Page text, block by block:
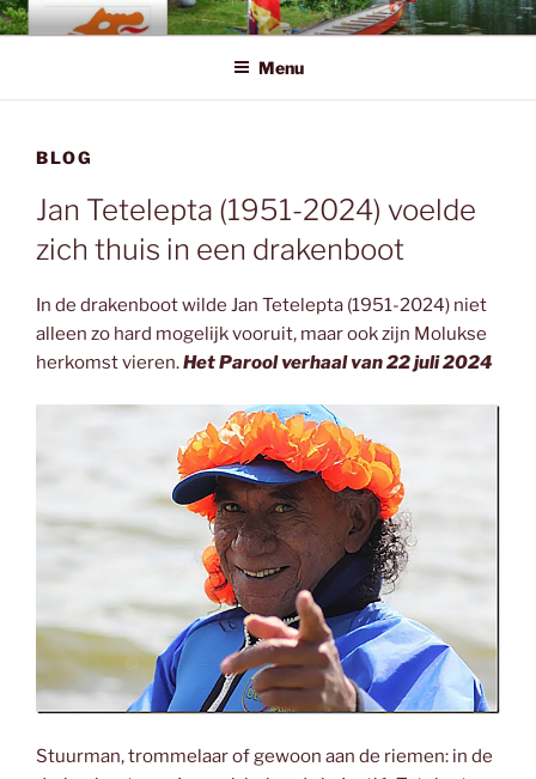
Ga
naar
inhoud
EHDC.NL
Eerste Hollandse Drakenboot Club
Menu
BLOG
Jan Tetelepta (1951-2024) voelde
zich thuis in een drakenboot
In de drakenboot wilde Jan Tetelepta (1951-2024) niet
alleen zo hard mogelijk vooruit, maar ook zijn Molukse
herkomst vieren.Het Parool verhaal van 22 juli 2024
Stuurman, trommelaar of gewoon aan de riemen: in de